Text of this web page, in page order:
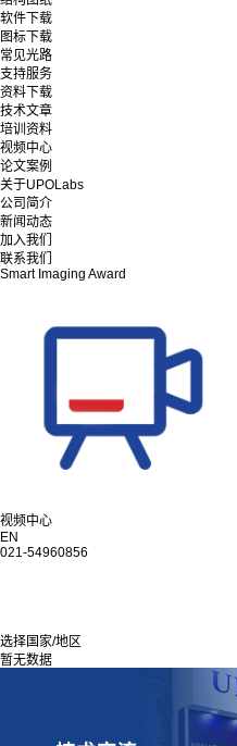
软件下载
图标下载
常见光路
支持服务
资料下载
技术文章
培训资料
视频中心
论文案例
关于UPOLabs
公司简介
新闻动态
加入我们
联系我们
Smart Imaging Award
视频中心
EN
021-54960856
选择国家/地区
暂无数据